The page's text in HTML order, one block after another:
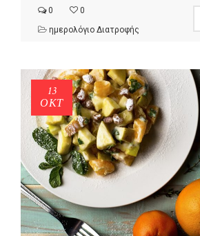
0
0
ημερολόγιο Διατροφής
13
ΟΚΤ